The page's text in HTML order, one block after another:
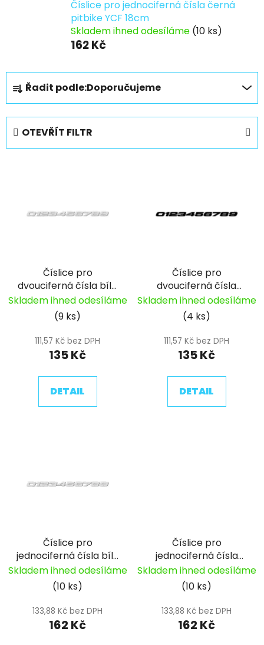
Číslice pro jednociferná čísla černá
pitbike YCF 18cm
Skladem ihned odesíláme (10 ks)
162 Kč
Ř
a
z
e
n
Řadit podle:Doporučujeme
OTEVŘÍT FILTR
u
Číslice pro
dvouciferná čísla bílá
pitbike YCF (11cm)
Skladem ihned odesíláme
(9 ks)
111,57 Kč bez DPH
135 Kč
DETAIL
Číslice pro
dvouciferná čísla
černá pitbike YCF 11
Skladem ihned odesíláme
(4 ks)
111,57 Kč bez DPH
135 Kč
DETAIL
Číslice pro
jednociferná čísla bílá
pitbike YCF (18)
Skladem ihned odesíláme
(10 ks)
133,88 Kč bez DPH
162 Kč
Číslice pro
jednociferná čísla
černá pitbike YCF
18cm
Skladem ihned odesíláme
(10 ks)
133,88 Kč bez DPH
162 Kč